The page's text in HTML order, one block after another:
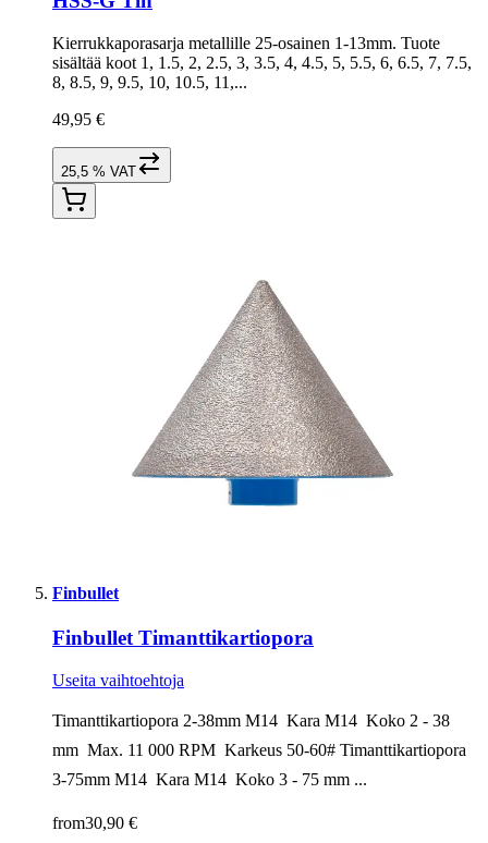
Kierrukkaporasarja metallille 25-osainen 1-13mm. Tuote
sisältää koot 1, 1.5, 2, 2.5, 3, 3.5, 4, 4.5, 5, 5.5, 6, 6.5, 7, 7.5,
8, 8.5, 9, 9.5, 10, 10.5, 11,...
49,95 €
25,5 % VAT
Finbullet
Finbullet Timanttikartiopora
Useita vaihtoehtoja
Timanttikartiopora 2-38mm M14  Kara M14  Koko 2 - 38
mm  Max. 11 000 RPM  Karkeus 50-60# Timanttikartiopora
3-75mm M14  Kara M14  Koko 3 - 75 mm ...
from30,90 €